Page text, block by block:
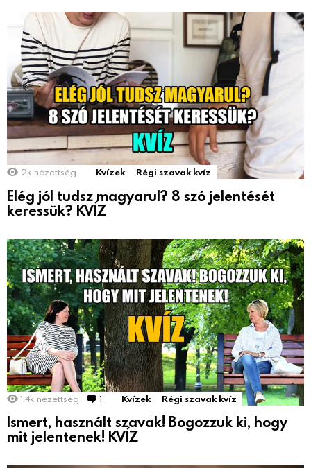
2k nézettség Kvízek Régi szavak kvíz
Elég jól tudsz magyarul? 8 szó jelentését
keressük? KVÍZ
1.4k nézettség 1 Comment
Kvízek Régi szavak kvíz
Ismert, használt szavak! Bogozzuk ki, hogy
mit jelentenek! KVÍZ